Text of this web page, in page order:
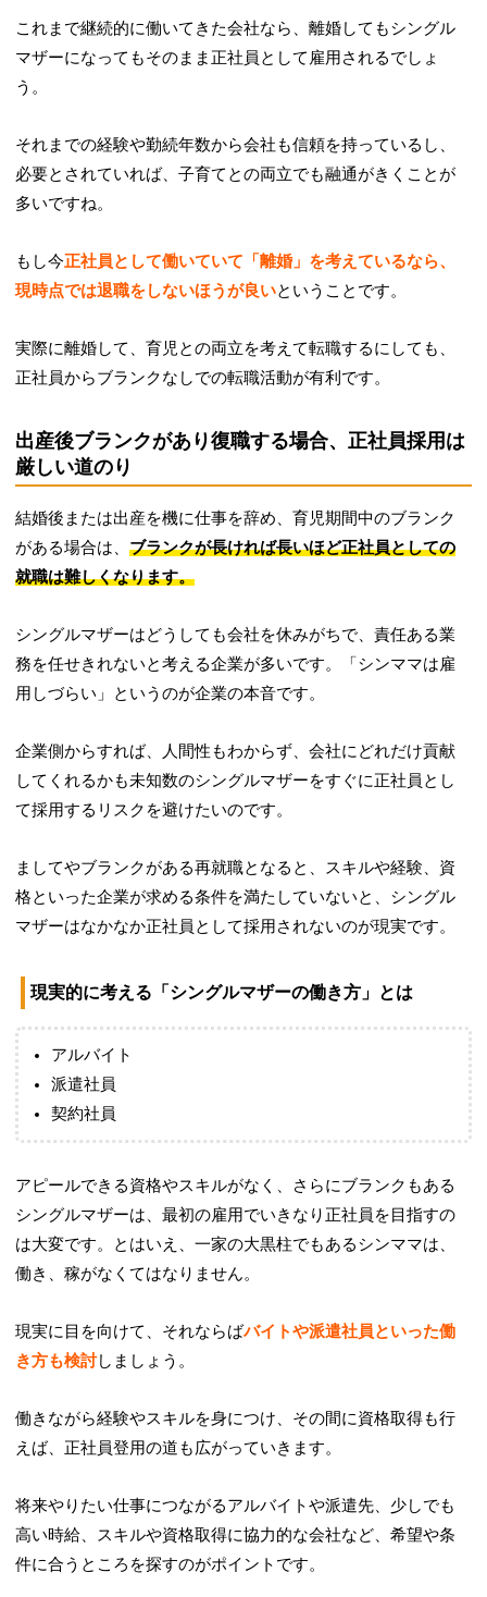
これまで継続的に働いてきた会社なら、離婚してもシングル
マザーになってもそのまま正社員として雇用されるでしょ
う。
それまでの経験や勤続年数から会社も信頼を持っているし、
必要とされていれば、子育てとの両立でも融通がきくことが
多いですね。
もし今正社員として働いていて「離婚」を考えているなら、
現時点では退職をしないほうが良いということです。
実際に離婚して、育児との両立を考えて転職するにしても、
正社員からブランクなしでの転職活動が有利です。
出産後ブランクがあり復職する場合、正社員採用は
厳しい道のり
結婚後または出産を機に仕事を辞め、育児期間中のブランク
がある場合は、ブランクが長ければ長いほど正社員としての
就職は難しくなります。
シングルマザーはどうしても会社を休みがちで、責任ある業
務を任せきれないと考える企業が多いです。「シンママは雇
用しづらい」というのが企業の本音です。
企業側からすれば、人間性もわからず、会社にどれだけ貢献
してくれるかも未知数のシングルマザーをすぐに正社員とし
て採用するリスクを避けたいのです。
ましてやブランクがある再就職となると、スキルや経験、資
格といった企業が求める条件を満たしていないと、シングル
マザーはなかなか正社員として採用されないのが現実です。
現実的に考える「シングルマザーの働き方」とは
アルバイト
派遣社員
契約社員
アピールできる資格やスキルがなく、さらにブランクもある
シングルマザーは、最初の雇用でいきなり正社員を目指すの
は大変です。とはいえ、一家の大黒柱でもあるシンママは、
働き、稼がなくてはなりません。
現実に目を向けて、それならばバイトや派遣社員といった働
き方も検討しましょう。
働きながら経験やスキルを身につけ、その間に資格取得も行
えば、正社員登用の道も広がっていきます。
将来やりたい仕事につながるアルバイトや派遣先、少しでも
高い時給、スキルや資格取得に協力的な会社など、希望や条
件に合うところを探すのがポイントです。